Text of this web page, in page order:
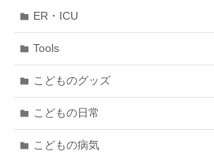
ER・ICU
Tools
こどものグッズ
こどもの日常
こどもの病気